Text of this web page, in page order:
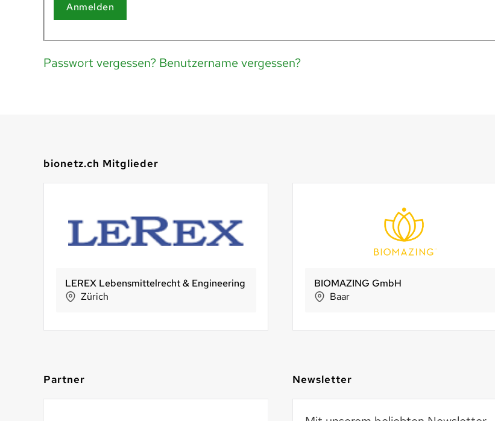
Anmelden
Passwort vergessen? Benutzername vergessen?
bionetz.ch Mitglieder
LEREX Lebensmittelrecht & Engineering
Zürich
KöniGnuss
Köniz
Bio-Beck Lehmann
BIOMAZING GmbH
Baar
Morga AG
Partner Newsletter